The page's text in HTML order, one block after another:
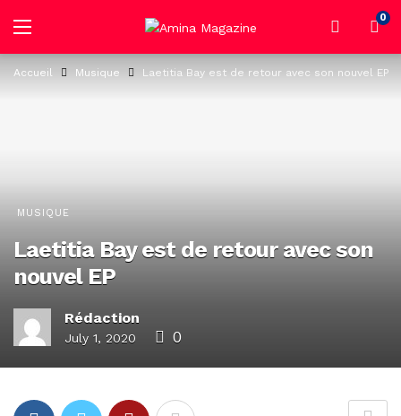
0
Accueil Musique Laetitia Bay est de retour avec son nouvel EP
MUSIQUE
Laetitia Bay est de retour avec son
nouvel EP
Rédaction
July 1, 2020 0